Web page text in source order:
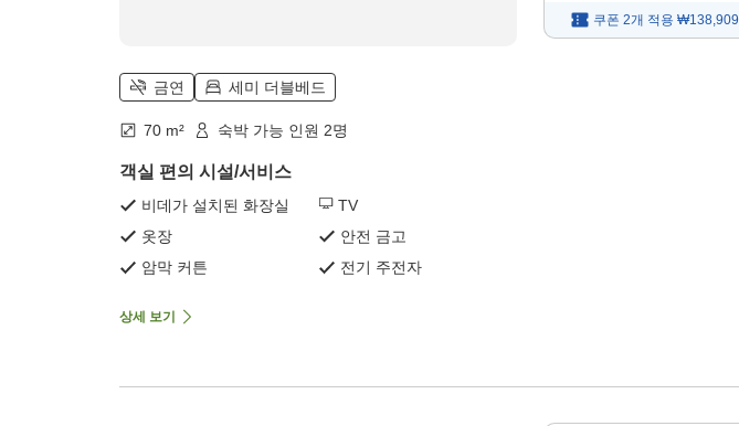
금연 세미 더블베드
70 m² 숙박 가능 인원 2명
객실 편의 시설/서비스
비데가 설치된 화장실
TV
옷장
안전 금고
암막 커튼
전기 주전자
상세 보기
쿠폰 2개 적용 ₩138,909